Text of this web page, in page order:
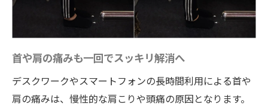
首や肩の痛みも一回でスッキリ解消へ
デスクワークやスマートフォンの長時間利用による首や
肩の痛みは、慢性的な肩こりや頭痛の原因となります。